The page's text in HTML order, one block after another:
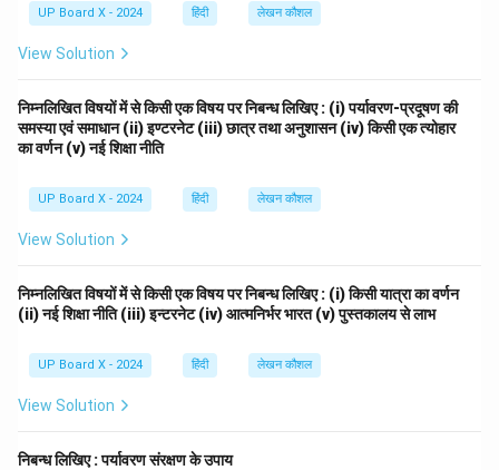
UP Board X - 2024 हिंदी लेखन कौशल
View Solution
निम्नलिखित विषयों में से किसी एक विषय पर निबन्ध लिखिए : (i) पर्यावरण-प्रदूषण की
समस्या एवं समाधान (ii) इण्टरनेट (iii) छात्र तथा अनुशासन (iv) किसी एक त्योहार
का वर्णन (v) नई शिक्षा नीति
UP Board X - 2024 हिंदी लेखन कौशल
View Solution
निम्नलिखित विषयों में से किसी एक विषय पर निबन्ध लिखिए : (i) किसी यात्रा का वर्णन
(ii) नई शिक्षा नीति (iii) इन्टरनेट (iv) आत्मनिर्भर भारत (v) पुस्तकालय से लाभ
UP Board X - 2024 हिंदी लेखन कौशल
View Solution
निबन्ध लिखिए : पर्यावरण संरक्षण के उपाय